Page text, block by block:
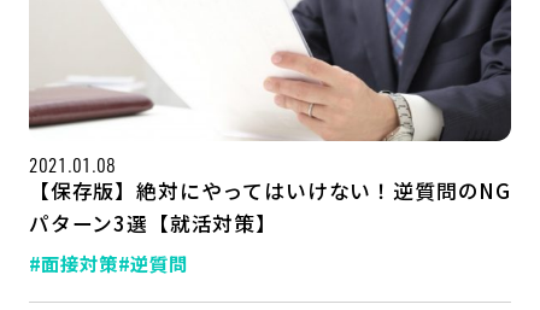
2021.01.08
【保存版】絶対にやってはいけない！逆質問のNG
パターン3選【就活対策】
#面接対策#逆質問